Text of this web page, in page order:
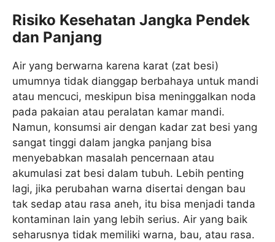
Risiko Kesehatan Jangka Pendek
dan Panjang
Air yang berwarna karena karat (zat besi)
umumnya tidak dianggap berbahaya untuk mandi
atau mencuci, meskipun bisa meninggalkan noda
pada pakaian atau peralatan kamar mandi.
Namun, konsumsi air dengan kadar zat besi yang
sangat tinggi dalam jangka panjang bisa
menyebabkan masalah pencernaan atau
akumulasi zat besi dalam tubuh. Lebih penting
lagi, jika perubahan warna disertai dengan bau
tak sedap atau rasa aneh, itu bisa menjadi tanda
kontaminan lain yang lebih serius. Air yang baik
seharusnya tidak memiliki warna, bau, atau rasa.